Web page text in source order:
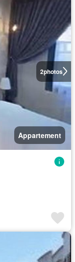
2photos
Appartement